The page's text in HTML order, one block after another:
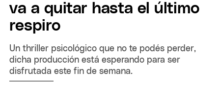
va a quitar hasta el último
respiro
Un thriller psicológico que no te podés perder,
dicha producción está esperando para ser
disfrutada este fin de semana.